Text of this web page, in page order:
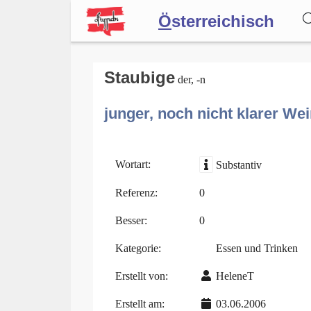
Österreichisch
Forum
Blog
Staubige der, -n
junger, noch nicht klarer
Wortart: Substantiv
Referenz: 0
Besser: 0
Kategorie: Essen und Trinken
Erstellt von: HeleneT
Erstellt am: 03.06.2006